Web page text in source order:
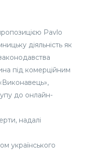
Pavlo
діяльність як
під комерційним
до онлайн-
надалі
українського